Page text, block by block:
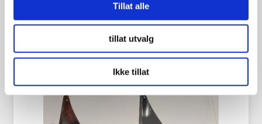
Tillat alle
tillat utvalg
Ikke tillat
kr599.00
Se flere detaljer